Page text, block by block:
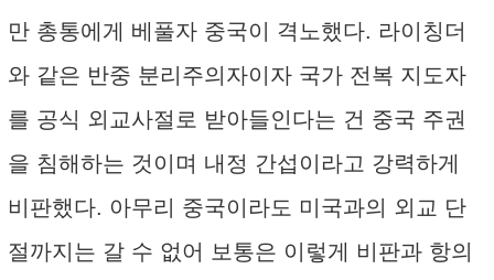
만 총통에게 베풀자 중국이 격노했다. 라이칭더
와 같은 반중 분리주의자이자 국가 전복 지도자
를 공식 외교사절로 받아들인다는 건 중국 주권
을 침해하는 것이며 내정 간섭이라고 강력하게
비판했다. 아무리 중국이라도 미국과의 외교 단
절까지는 갈 수 없어 보통은 이렇게 비판과 항의